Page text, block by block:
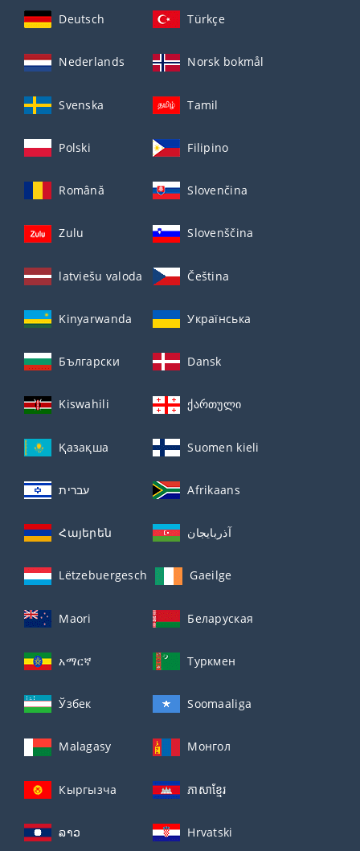
Deutsch Türkçe
Nederlands Norsk bokmål
Svenska Tamil
Polski Filipino
Română Slovenčina
Zulu Slovenščina
latviešu valoda Čeština
Kinyarwanda Українська
Български Dansk
Kiswahili ქართული
Қазақша Suomen kieli
עברית Afrikaans
Հայերեն آذربايجان
Lëtzebuergesch Gaeilge
Maori Беларуская
አማርኛ Туркмен
Ўзбек Soomaaliga
Malagasy Монгол
Кыргызча ភាសាខ្មែរ
ລາວ Hrvatski